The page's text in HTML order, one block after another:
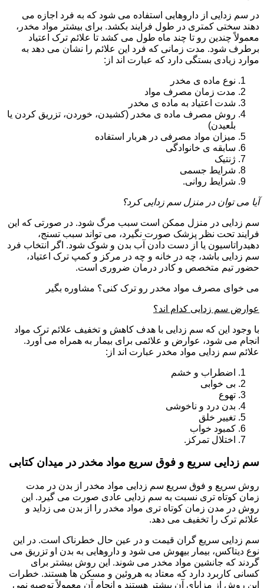
در سم زدایی از داروهایی استفاده می شود که به فرد اجازه می
دهند سختی کمتری در طول فرایند بکشد. برای بیشتر مواد مخدر،
معمولاً چندین رو تا چند ماه طول می کشد تا علائم ترک اعتیاد
برطرف شود. مدت زمانی که فرد این علائم را نشان می دهد به
موارد زیادی بستگی دارد که عبارت اند از:
نوع ماده ی مخدر
مدت زمان مصرف مواد
شدت اعتیاد به ماده ی مخدر
روش مصرف ماده ی مخدر (کشیدن، خوردن، تزریق کردن یا
بلعیدن)
میزان مواد مصرفی در هربار استفاده
سابقه ی خانوادگی
ژنتیک
شرایط جسمی
شرایط روانی.
آیا می توان در منزل سم زدایی کرد؟
سم زدایی در منزل ممکن است سبب مرگ شود. در صورتی که این
فرایند تحت نظر پزشک صورت نگیرد، می تواند سبب تسنج،
دهیدراتاسیون یا از دست دادن آب بدن و شوک شود. اگر انتخاب فرد
سم زدایی باشد، چه در خانه و چه در مرکز و کمپ ترک اعتیاد،
حضور تیم متخصص و کادر درمان ضروری است.
می خوای مصرف مواد مخدر رو ترک کنی؟ مشاوره بگیر
عوارض سم زدایی کدام اند؟
با وجود این که سم زدایی با هدف کاهش و تخفیف علائم ترک مواد
انجام می شود، عوارض و علائمی برای بیمار به همراه می آورد.
علائم سم زدایی مواد مخدر عبارت اند از:
اضطراب و خشم
بی خوابی
تهوع
بدن درد و ناخوشی
تغییر خلق
کمبود خواب
اختلال تمرکز.
سم زدایی سریع و فوق سریع مواد مخدر در میدان کتابی
روش سریع و فوق سریع سم زدایی مواد مخدر از بدن در مدت
زمان کوتاه تری نسبت به سم زدایی عادی صورت می گیرد. این
روش در مدن زمان کوتاه تری مواد مخدر را از بدن می زداید و
علائم ترک را تخفیف می دهد.
سم زدایی سریع گران قیمت و در عین حال خطرناک است. در این
نوع دیتاکس، بیمار بیهوش می شود و داروهایی به بدن او تزریق می
گردند که جانشین مواد مخدر می شوند. این روش بیشتر برای
کسانی کاربرد دارد که معتاد به هروئین و مسکن ها هستند. خطرات
این روش از مزایای آن بیشتر هستند و انجام آن معمولاً توصیه نمی